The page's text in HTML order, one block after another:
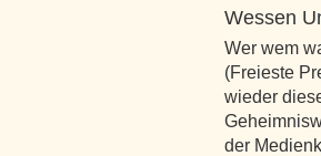
Wessen
Wer wem
(Freieste
wieder
der